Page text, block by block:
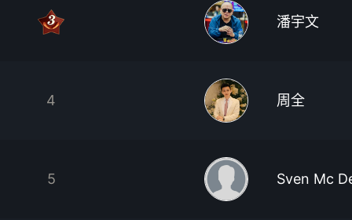
潘宇文
4 周全
5 Sven Mc